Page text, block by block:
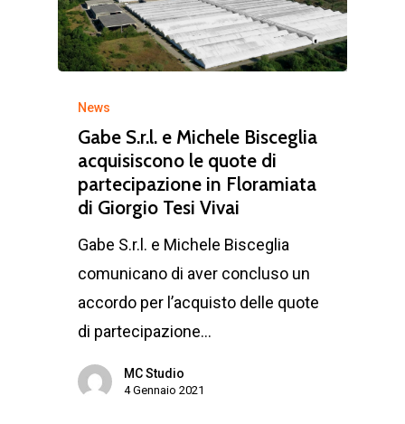
News
Gabe S.r.l. e Michele Bisceglia
acquisiscono le quote di
partecipazione in Floramiata
di Giorgio Tesi Vivai
Gabe S.r.l. e Michele Bisceglia
comunicano di aver concluso un
accordo per l’acquisto delle quote
di partecipazione…
MC Studio
4 Gennaio 2021